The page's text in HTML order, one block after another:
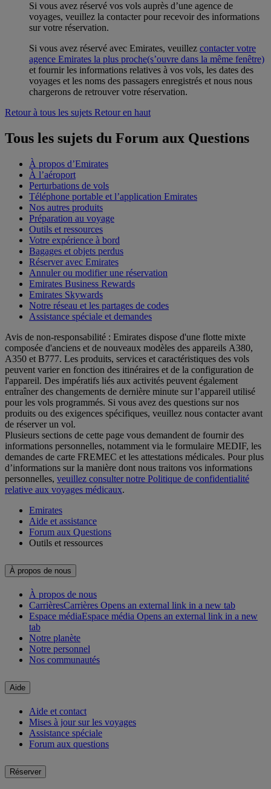
Si vous avez réservé vos vols auprès d’une agence de
voyages, veuillez la contacter pour recevoir des informations
sur votre réservation.
Si vous avez réservé avec Emirates, veuillez contacter votre
agence Emirates la plus proche(s’ouvre dans la même fenêtre)
et fournir les informations relatives à vos vols, les dates des
voyages et les noms des passagers enregistrés et nous nous
chargerons de retrouver votre réservation.
Retour à tous les sujets Retour en haut
Tous les sujets du Forum aux Questions
À propos d’Emirates
À l’aéroport
Perturbations de vols
Téléphone portable et l’application Emirates
Nos autres produits
Préparation au voyage
Outils et ressources
Votre expérience à bord
Bagages et objets perdus
Réserver avec Emirates
Annuler ou modifier une réservation
Emirates Business Rewards
Emirates Skywards
Notre réseau et les partages de codes
Assistance spéciale et demandes
Avis de non-responsabilité : Emirates dispose d'une flotte mixte
composée d'anciens et de nouveaux modèles des appareils A380,
A350 et B777. Les produits, services et caractéristiques des vols
peuvent varier en fonction des itinéraires et de la configuration de
l'appareil. Des impératifs liés aux activités peuvent également
entraîner des changements de dernière minute sur l’appareil utilisé
pour les vols programmés. Si vous avez des questions sur nos
produits ou des exigences spécifiques, veuillez nous contacter avant
de réserver un vol.
Plusieurs sections de cette page vous demandent de fournir des
informations personnelles, notamment via le formulaire MEDIF, les
demandes de carte FREMEC et les attestations médicales. Pour plus
d’informations sur la manière dont nous traitons vos informations
personnelles, veuillez consulter notre Politique de confidentialité
relative aux voyages médicaux.
Emirates
Aide et assistance
Forum aux Questions
Outils et ressources
À propos de nous
À propos de nous
CarrièresCarrières Opens an external link in a new tab
Espace médiaEspace média Opens an external link in a new
tab
Notre planète
Notre personnel
Nos communautés
Aide
Aide et contact
Mises à jour sur les voyages
Assistance spéciale
Forum aux questions
Réserver